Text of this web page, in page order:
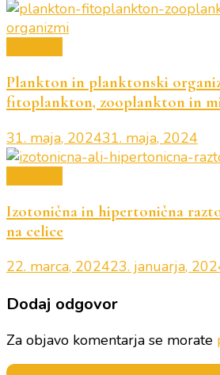
Plankton in planktonski
fitoplankton, zooplankton in
31. maja, 202431. maja, 2024
Izotonična in hipertonična
na celice
22. marca, 202423. januarja,
Dodaj odgovor
Za objavo komentarja se morate